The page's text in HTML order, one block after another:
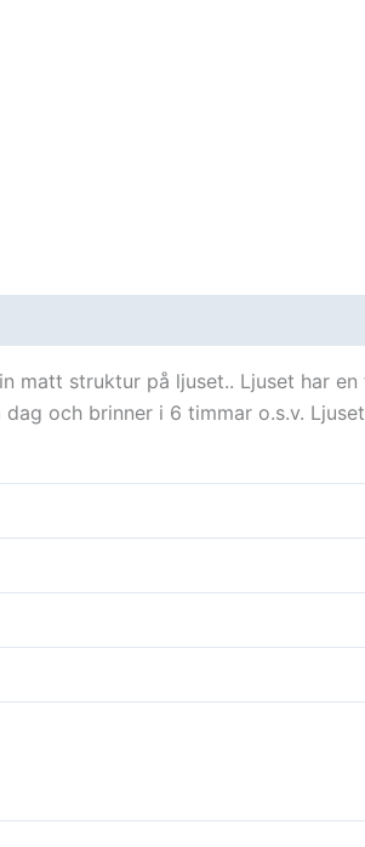
matt struktur på ljuset.. Ljuset har en
och brinner i 6 timmar o.s.v.